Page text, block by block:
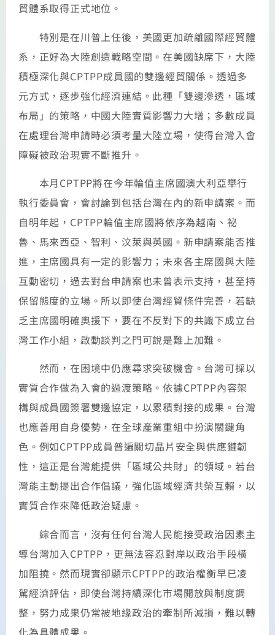
貿體系取得正式地位。
特別是在川普上任後，美國更加疏離國際經貿體
系，正好為大陸創造戰略空間。在美國缺席下，大陸
積極深化與CPTPP成員國的雙邊經貿關係。透過多
元方式，逐步強化經濟連結。此種「雙邊滲透，區域
布局」的策略，中國大陸實質影響力大增；多數成員
在處理台灣申請時必須考量大陸立場，使得台灣入會
障礙被政治現實不斷推升。
本月CPTPP將在今年輪值主席國澳大利亞舉行
執行委員會，會討論到包括台灣在內的新申請案。而
自明年起，CPTPP輪值主席國將依序為越南、祕
魯、馬來西亞、智利、汶萊與英國。新申請案能否推
進，主席國具有一定的影響力；未來各主席國與大陸
互動密切，過去對台申請案也未曾表示支持，甚至持
保留態度的立場。所以即使台灣經貿條件完善，若缺
乏主席國明確奧援下，要在不反對下的共識下成立台
灣工作小組，啟動談判之門可說是難上加難。
然而，在困境中仍應尋求突破機會。台灣可採以
實質合作做為入會的過渡策略。依據CPTPP內容架
構與成員國簽署雙邊協定，以累積對接的成果。台灣
也應善用自身優勢，在全球產業重組中扮演關鍵角
色。例如CPTPP成員普遍關切晶片安全與供應鏈韌
性，這正是台灣能提供「區域公共財」的領域。若台
灣能主動提出合作倡議，強化區域經濟共榮互賴，以
實質合作來降低政治疑慮。
綜合而言，沒有任何台灣人民能接受政治因素主
導台灣加入CPTPP，更無法容忍對岸以政治手段橫
加阻撓。然而現實卻顯示CPTPP的政治權衡早已凌
駕經濟評估，即使台灣持續深化市場開放與制度調
整，努力成果仍常被地緣政治的牽制所減損，難以轉
化為具體成果。